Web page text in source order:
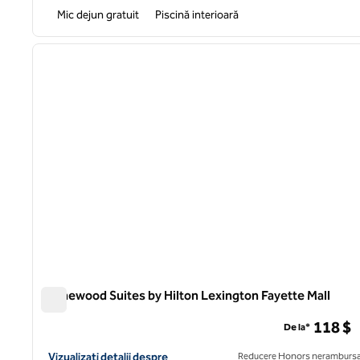
Mic dejun gratuit Piscină interioară
1 din 12
Homewood Suites by Hilton Lexington Fayette Mall
Vizualizați detaliile hotelului pentru Homewood Suites by
Vizualizați detalii despre
De la* 118 $
Reducere Honors